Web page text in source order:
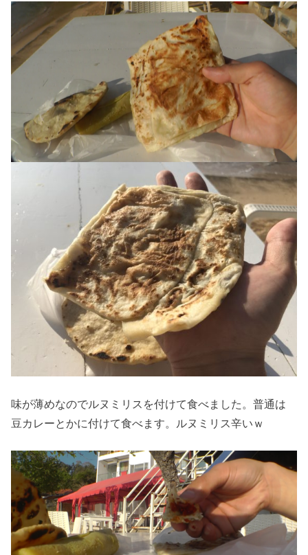
味が薄めなのでルヌミリスを付けて食べました。普通は
豆カレーとかに付けて食べます。ルヌミリス辛いｗ